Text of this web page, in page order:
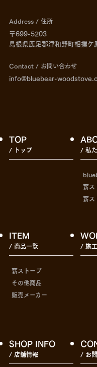
Instagram
Address / 住所
〒699-5203
島根県鹿足郡津和野町相撲ケ
Contact / お問い合わせ
info@bluebear-
TOP
/ トップ / 私
薪ス
薪ス
ITEM
/ 商品一覧
薪ストーブ
その他商品
販売メーカー
/ 施
SHOP INFO
/ 店舗情報 / お